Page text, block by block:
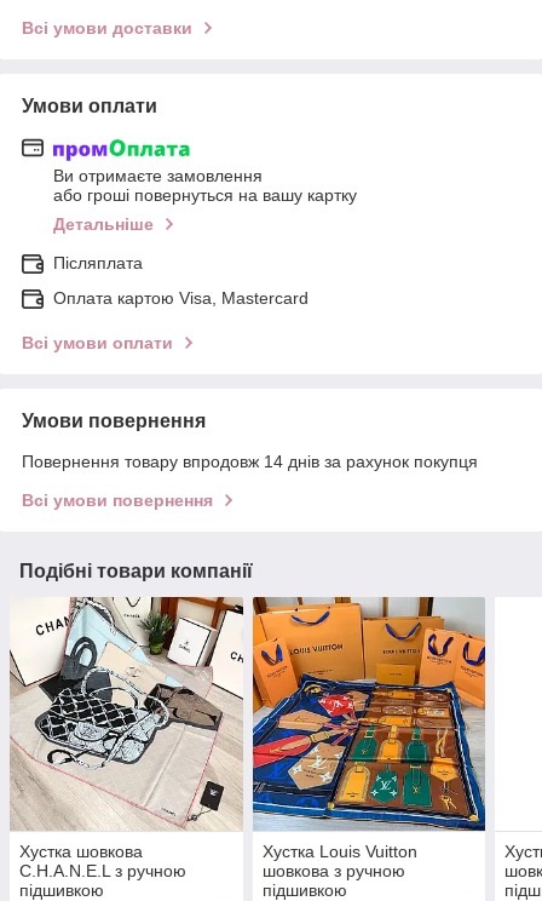
Всі умови доставки
Умови оплати
Ви отримаєте замовлення
або гроші повернуться на вашу картку
Детальніше
Післяплата
Оплата картою Visa, Mastercard
Всі умови оплати
Умови повернення
Повернення товару впродовж 14 днів за рахунок покупця
Всі умови повернення
Подібні товари компанії
Хустка шовкова
C.H.A.N.E.L з ручною
підшивкою
Хустка Louis Vuitton
шовкова з ручною
підшивкою